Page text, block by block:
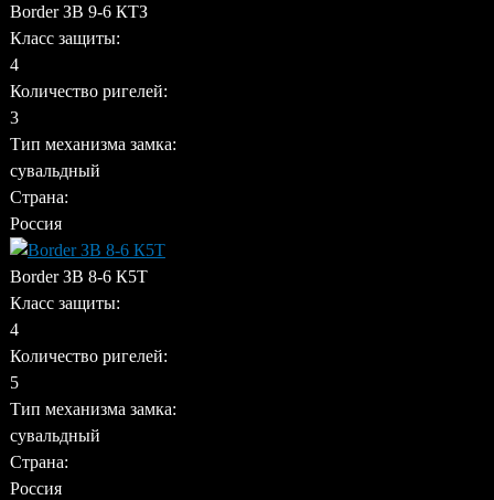
Border ЗВ 9-6 КТЗ
Класс защиты:
4
Количество ригелей:
3
Тип механизма замка:
сувальдный
Страна:
Россия
Border ЗВ 8-6 К5Т
Класс защиты:
4
Количество ригелей:
5
Тип механизма замка:
сувальдный
Страна:
Россия